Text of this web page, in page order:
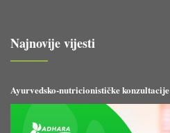
Najnovije vijesti
Ayurvedsko-nutricionističke konzultacije